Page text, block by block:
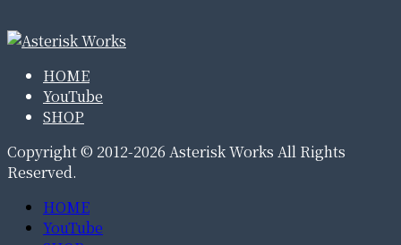
HOME
YouTube
SHOP
Copyright © 2012-2026 Asterisk Works All Rights
Reserved.
HOME
YouTube